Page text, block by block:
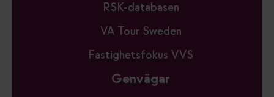
RSK-databasen
VA Tour Sweden
Fastighetsfokus VVS
Genvägar